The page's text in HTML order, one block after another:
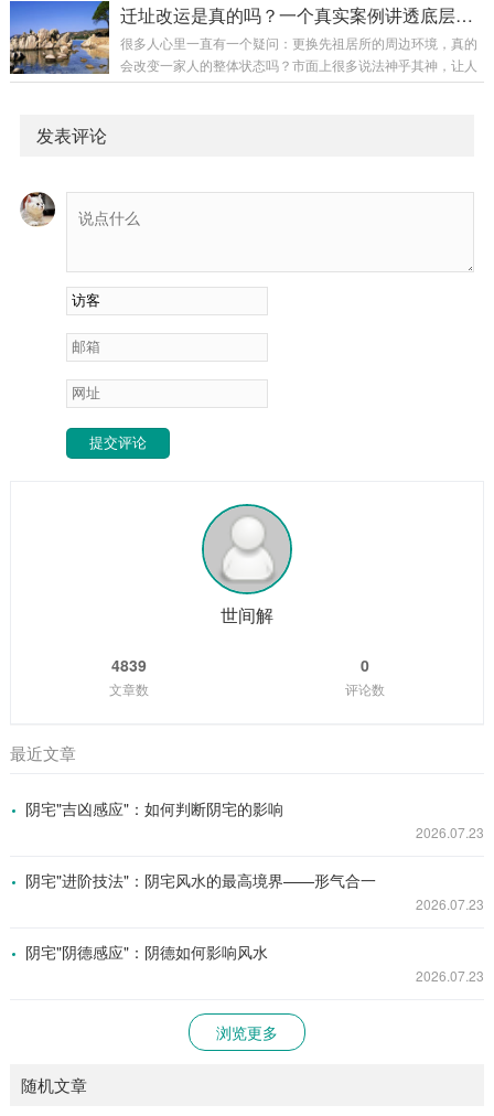
大裂缝：更换墓碑定期检查维护问题三：墓碑字迹模糊原...
定先拜爸妈啊，祖坟又跑不掉。”哥哥急得跺脚：“你懂什么！
人不欢而散。这个问题我相信很多人心里都有疑惑：先拜祖坟
还是先拜父坟？老人说的"拜错损三代"到底是真有其事，还是
迁址改运是真的吗？一个真实案例讲透底层逻辑
很多人心里一直有一个疑问：更换先祖居所的周边环境，真的
会改变一家人的整体状态吗？市面上很多说法神乎其神，让人
分不清是玄学还是规律。环境塑造气场，气场影响人心，人心
庭运势低迷，未必是不努力生活中很无奈的一种现象：有的家
庭，全员勤恳踏实、拼命打拼，做人做事都无可挑剔，...
发表评论
提交评论
世间解
4839
文章数
0
评论数
最近文章
阴宅"吉凶感应"：如何判断阴宅的影响
2026.07.23
阴宅"进阶技法"：阴宅风水的最高境界——形气合一
2026.07.23
阴宅"阴德感应"：阴德如何影响风水
2026.07.23
浏览更多
随机文章